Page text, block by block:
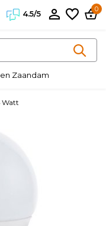
4.5/5
0
Zaandam
Watt